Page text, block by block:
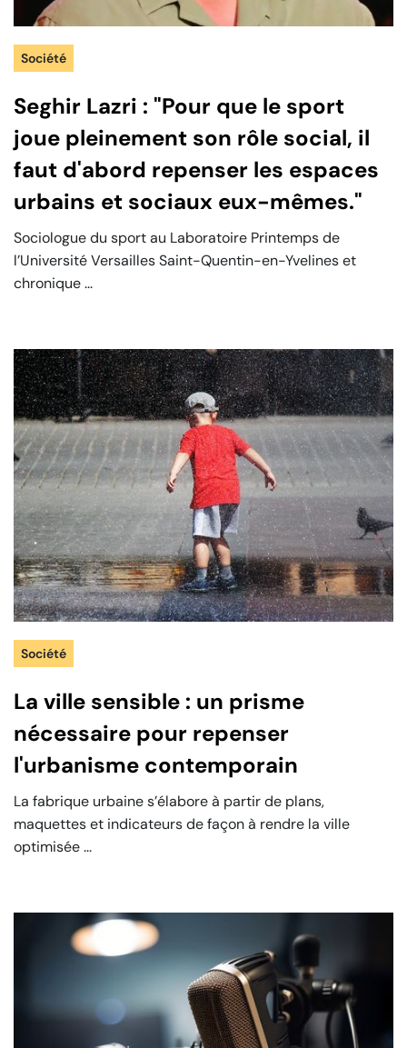
Société
Seghir Lazri : "Pour que le sport
joue pleinement son rôle social, il
faut d'abord repenser les espaces
urbains et sociaux eux-mêmes."
Sociologue du sport au Laboratoire Printemps de
l’Université Versailles Saint-Quentin-en-Yvelines et
chronique ...
Société
La ville sensible : un prisme
nécessaire pour repenser
l'urbanisme contemporain
La fabrique urbaine s’élabore à partir de plans,
maquettes et indicateurs de façon à rendre la ville
optimisée ...